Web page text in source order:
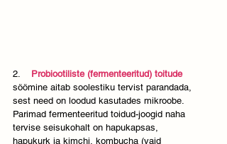
2. Probiootiliste (fermenteeritud) toitude
söömine aitab soolestiku tervist parandada,
sest need on loodud kasutades mikroobe.
Parimad fermenteeritud toidud-joogid naha
tervise seisukohalt on hapukapsas,
hapukurk ja kimchi, kombucha (vaid